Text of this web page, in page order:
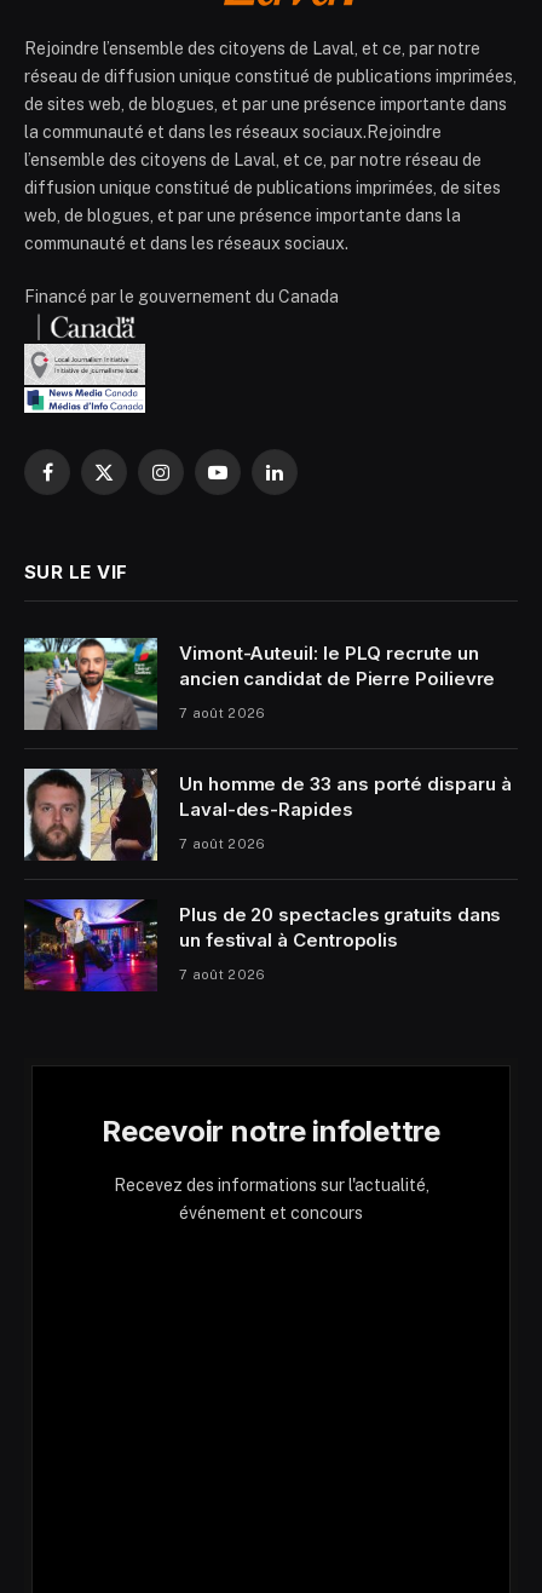
Rejoindre l’ensemble des citoyens de Laval, et ce, par notre
réseau de diffusion unique constitué de publications imprimées,
de sites web, de blogues, et par une présence importante dans
la communauté et dans les réseaux sociaux.Rejoindre
l’ensemble des citoyens de Laval, et ce, par notre réseau de
diffusion unique constitué de publications imprimées, de sites
web, de blogues, et par une présence importante dans la
communauté et dans les réseaux sociaux.
Financé par le gouvernement du Canada
Facebook
X
InstagramYouTubeLinkedIn
SUR LE VIF
Vimont-Auteuil: le PLQ recrute un
ancien candidat de Pierre Poilievre
7 août 2026
Un homme de 33 ans porté disparu à
Laval-des-Rapides
7 août 2026
Plus de 20 spectacles gratuits dans
un festival à Centropolis
7 août 2026
Recevoir notre infolettre
Recevez des informations sur l'actualité,
événement et concours